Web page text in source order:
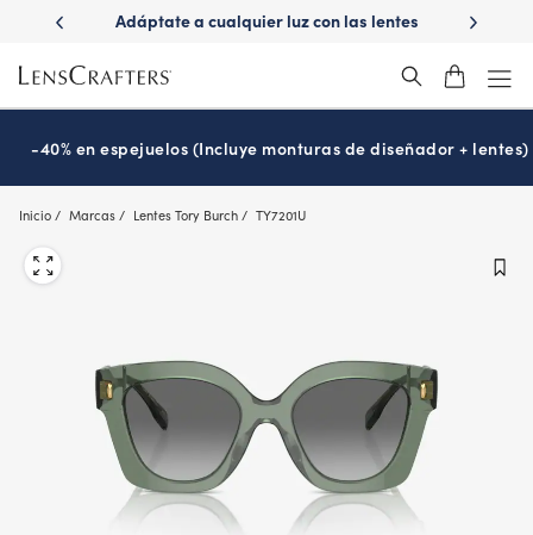
main
content
luz con las lentes
¿Es hora de tu examen de la vista?
-40% en espejuelos (Incluye monturas de diseñador + lentes)
Inicio Marcas Lentes Tory Burch TY7201U